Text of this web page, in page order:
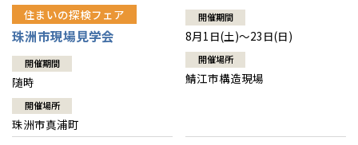
住まいの探検フェア
珠洲市現場見学会
開催期間
随時
開催場所
珠洲市真浦町
開催期間
8月1日(土)～23日(日)
開催場所
鯖江市構造現場